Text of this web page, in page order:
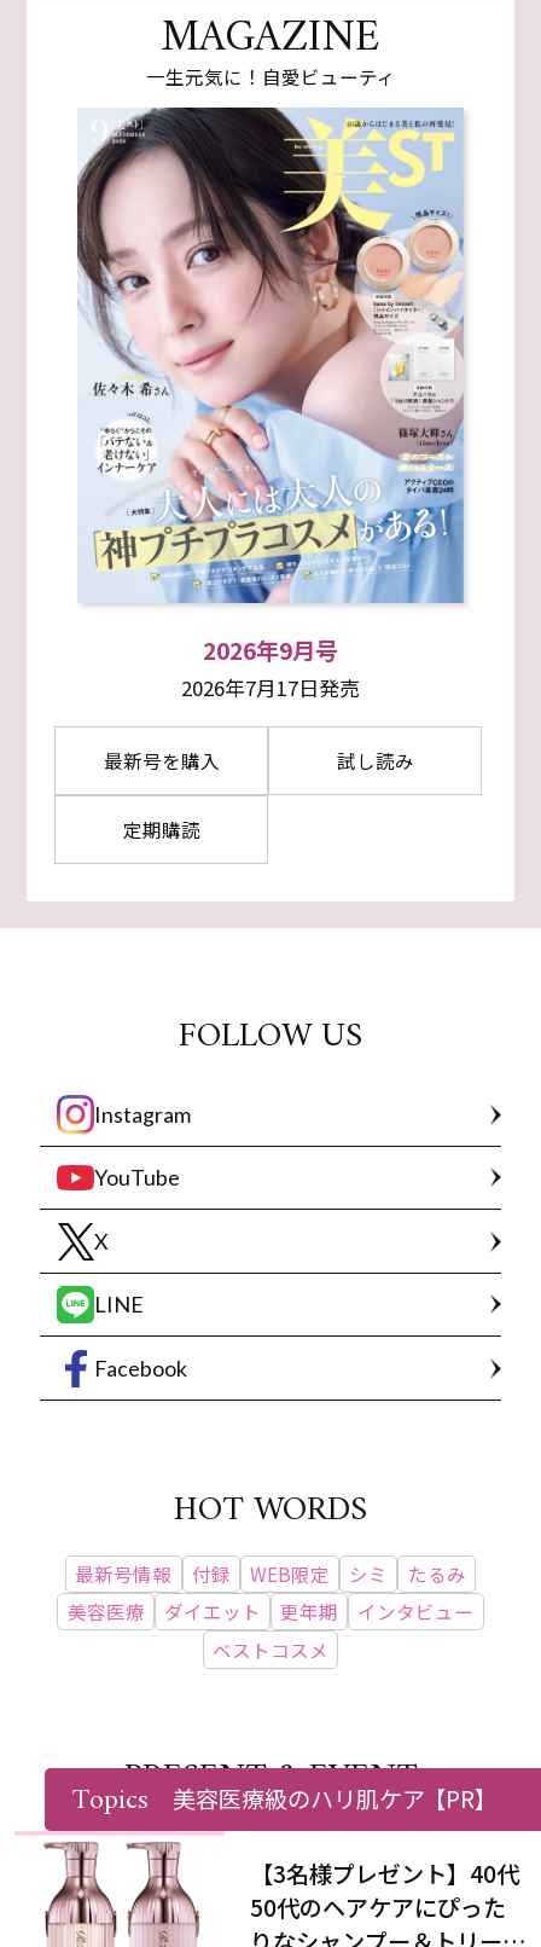
MAGAZINE
一生元気に！自愛ビューティ
2026年9月号
2026年7月17日発売
最新号を購入 試し読み
定期購読
FOLLOW US
Instagram
YouTube
X
LINE
Facebook
HOT WORDS
最新号情報 付録 WEB限定 シミ
たるみ
美容医療
ダイエット 更年期
インタビュー
ベストコスメ
PRESENT & EVENT
【3名様プレゼント】40代
50代のヘアケアにぴった
Topics 美容医療級のハリ肌ケア【PR】